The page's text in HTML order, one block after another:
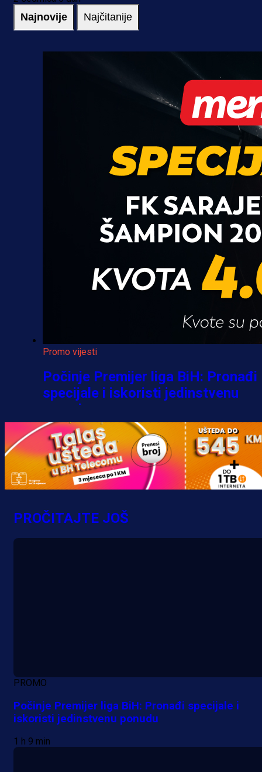
Najnovije Najčitanije
Promo vijesti
Počinje Premijer liga BiH: Pronađi
specijale i iskoristi jedinstvenu
ponudu
1 h 9 min
A Selekcija
Šta je Barbarez htio poručiti?
Njegova objava dolazi u veoma
zanimljivom trenutku!
PROČITAJTE JOŠ
PROMO
Počinje Premijer liga BiH: Pronađi specijale i
iskoristi jedinstvenu ponudu
1 h 9 min